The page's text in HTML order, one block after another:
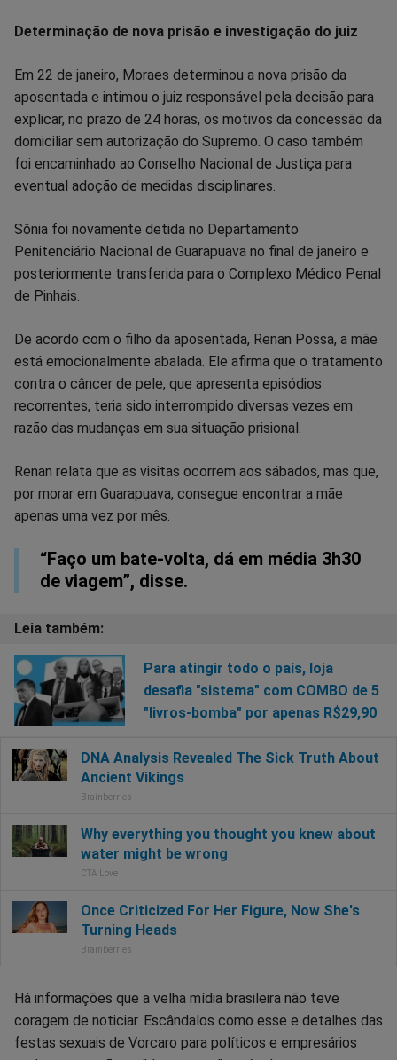
Determinação de nova prisão e investigação do juiz
Em 22 de janeiro, Moraes determinou a nova prisão da
aposentada e intimou o juiz responsável pela decisão para
explicar, no prazo de 24 horas, os motivos da concessão da
domiciliar sem autorização do Supremo. O caso também
foi encaminhado ao Conselho Nacional de Justiça para
eventual adoção de medidas disciplinares.
Sônia foi novamente detida no Departamento
Penitenciário Nacional de Guarapuava no final de janeiro e
posteriormente transferida para o Complexo Médico Penal
de Pinhais.
De acordo com o filho da aposentada, Renan Possa, a mãe
está emocionalmente abalada. Ele afirma que o tratamento
contra o câncer de pele, que apresenta episódios
recorrentes, teria sido interrompido diversas vezes em
razão das mudanças em sua situação prisional.
Renan relata que as visitas ocorrem aos sábados, mas que,
por morar em Guarapuava, consegue encontrar a mãe
apenas uma vez por mês.
“Faço um bate-volta, dá em média 3h30
de viagem”, disse.
Para atingir todo o país, loja
desafia "sistema" com COMBO de 5
"livros-bomba" por apenas R$29,90
Há informações que a velha mídia brasileira não teve
coragem de noticiar. Escândalos como esse e detalhes das
festas sexuais de Vorcaro para políticos e empresários